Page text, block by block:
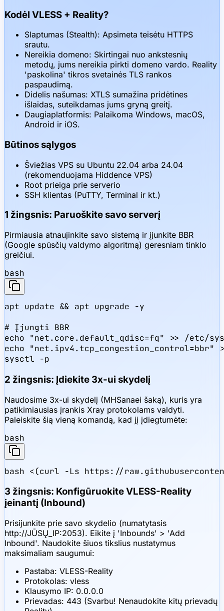
Kodėl VLESS + Reality?
Slaptumas (Stealth): Apsimeta teisėtu HTTPS
srautu.
Nereikia domeno: Skirtingai nuo ankstesnių
metodų, jums nereikia pirkti domeno vardo. Reality
'paskolina' tikros svetainės TLS rankos
paspaudimą.
Didelis našumas: XTLS sumažina pridėtines
išlaidas, suteikdamas jums gryną greitį.
Daugiaplatformis: Palaikoma Windows, macOS,
Android ir iOS.
Būtinos sąlygos
Šviežias VPS su Ubuntu 22.04 arba 24.04
(rekomenduojama Hiddence VPS)
Root prieiga prie serverio
SSH klientas (PuTTY, Terminal ir kt.)
1 žingsnis: Paruoškite savo serverį
Pirmiausia atnaujinkite savo sistemą ir įjunkite BBR
(Google spūsčių valdymo algoritmą) geresniam tinklo
greičiui.
bash
apt update && apt upgrade -y
# Įjungti BBR
echo "net.core.default_qdisc=fq" >> /etc/
echo
sysctl -p
2 žingsnis: Įdiekite 3x-ui skydelį
Naudosime 3x-ui skydelį (MHSanaei šaką), kuris yra
patikimiausias įrankis Xray protokolams valdyti.
Paleiskite šią vieną komandą, kad jį įdiegtumėte:
bash
bash <(curl -Ls https://
3 žingsnis: Konfigūruokite VLESS-Reality
įeinantį (Inbound)
Prisijunkite prie savo skydelio (numatytasis
http://JŪSŲ_IP:2053). Eikite į 'Inbounds' > 'Add
Inbound'. Naudokite šiuos tikslius nustatymus
maksimaliam saugumui:
Pastaba: VLESS-Reality
Protokolas: vless
Klausymo IP: 0.0.0.0
Prievadas: 443 (Svarbu! Nenaudokite kitų prievadų